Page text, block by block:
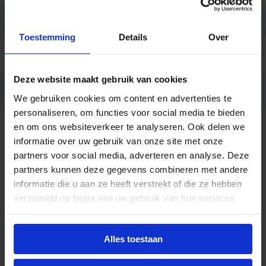
Toestemming Details Over
Deze website maakt gebruik van cookies
We gebruiken cookies om content en advertenties te
personaliseren, om functies voor social media te bieden
en om ons websiteverkeer te analyseren. Ook delen we
informatie over uw gebruik van onze site met onze
partners voor social media, adverteren en analyse. Deze
partners kunnen deze gegevens combineren met andere
informatie die u aan ze heeft verstrekt of die ze hebben
verzameld op basis van uw gebruik van hun services.
Alles toestaan
Code
Advies of hulp nodig?
een alternatieve oplossing? Onze lichtexperts
helpen je graag met professioneel
en zorgen voor de juiste licht oplossing. Aarzel